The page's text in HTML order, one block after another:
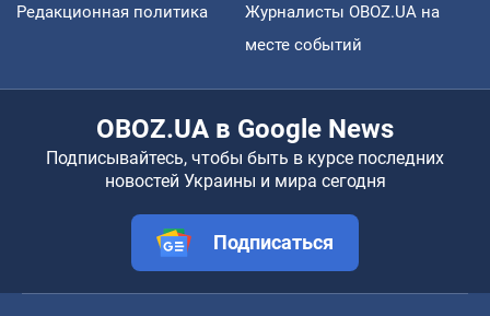
Редакционная политика
Журналисты OBOZ.UA на
месте событий
OBOZ.UA в Google News
Подписывайтесь, чтобы быть в курсе последних
новостей Украины и мира сегодня
Подписаться